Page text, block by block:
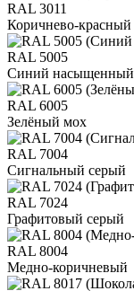
RAL 3011
Коричнево-красный
RAL 5005
Синий насыщенный
RAL 6005
Зелёный мох
RAL 7004
Сигнальный серый
RAL 7024
Графитовый серый
RAL 8004
Медно-коричневый